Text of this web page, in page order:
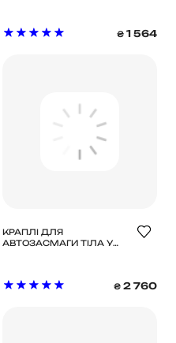
₴ 1 564
КРАПЛІ ДЛЯ
АВТОЗАСМАГИ ТІЛА У
₴ 2 760